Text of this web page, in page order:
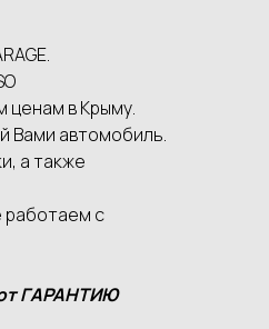
ценам в Крыму.
Вами автомобиль.
а также
работаем с
ГАРАНТИЮ